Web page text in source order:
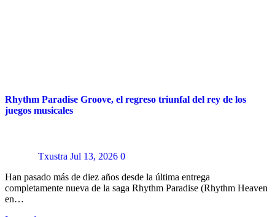
Rhythm Paradise Groove, el regreso triunfal del rey de los
juegos musicales
Txustra Jul 13, 2026 0
Han pasado más de diez años desde la última entrega
completamente nueva de la saga Rhythm Paradise (Rhythm Heaven
en…